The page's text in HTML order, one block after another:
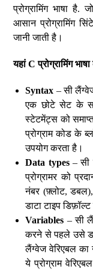
प्रोग्रामिंग भाषा है.
आसान प्रोग्रामिंग
जानी जाती है।
यहांCप्रोग्रामिंग भाषा
Syntax – सी
एक छोटे सेट के
स्टेटमेंट्स को
प्रोग्राम कोड के
उपयोग करता है।
Data types– सी
प्रोग्रामर को
नंबर (फ़्लोट,
डाटा टाइप
Variables – सी
करने से पहले उसे
लैंग्वेज वेरिएबल का
ये प्रोग्राम